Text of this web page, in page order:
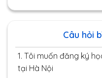
Câu hỏi
1. Tôi muốn đăng ký
tại Hà Nội